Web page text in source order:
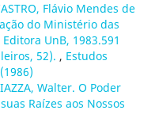
Flávio Mendes de
do Ministério das
UnB, 1983.591
52). , Estudos
Walter. O Poder
Raízes aos Nossos